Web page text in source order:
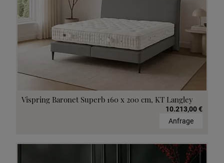
Vispring Baronet Superb 160 x 200 cm, KT Langley
10.213,00 €
Anfrage